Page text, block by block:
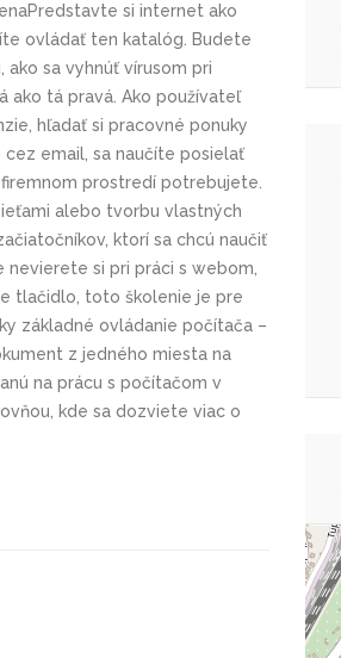
si internet ako
ovládať ten katalóg. Budete
sa vyhnúť vírusom pri
ako tá pravá. Ako používateľ
hľadať si pracovné ponuky
email, sa naučíte posielať
prostredí potrebujete.
alebo tvorbu vlastných
ktorí sa chcú naučiť
si pri práci s webom,
tlačidlo, toto školenie je pre
základné ovládanie počítača –
z jedného miesta na
na prácu s počítačom v
kde sa dozviete viac o